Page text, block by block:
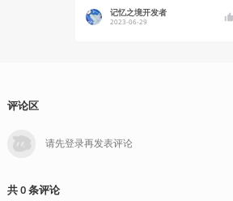
记忆之境开发者
2023-06-29
评论区
共0条评论